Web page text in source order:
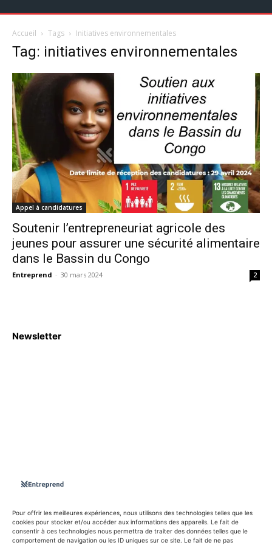
Pour offrir les meilleures expériences, nous utilisons des technologies telles que les
cookies pour stocker et/ou accéder aux informations des appareils. Le fait de
consentir à ces technologies nous permettra de traiter des données telles que le
comportement de navigation ou les ID uniques sur ce site. Le fait de ne pas
Accueil Tags Initiatives environnementales
Tag: initiatives environnementales
Appel à candidatures
Soutenir l’entrepreneuriat agricole des
jeunes pour assurer une sécurité alimentaire
dans le Bassin du Congo
Entreprend - 30 mars 2024 2
info@entreprend.net
Newsletter